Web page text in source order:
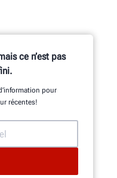
en
ce n’est pas
pour
récentes!